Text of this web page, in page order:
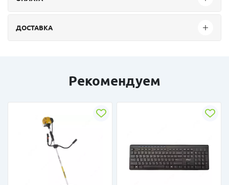
ДОСТАВКА
Рекомендуем